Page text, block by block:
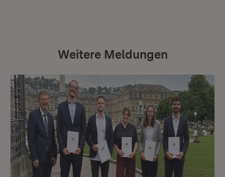
Weitere Meldungen